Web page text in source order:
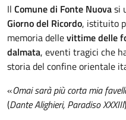
Il Comune di Fonte Nuovasi
Giorno del Ricordo, istituito
memoria dellevittime delle
dalmata, eventi tragici che
storia del confine orientale
«Omai sarà più corta mia
(Dante Alighieri, Paradiso XXXIII)